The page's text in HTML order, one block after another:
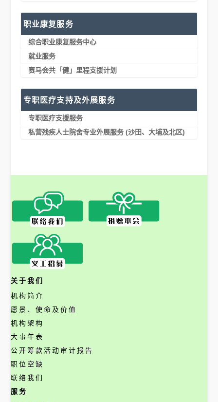
职业康复服务
综合职业康复服务中心
就业服务
赛马会共「健」里程支援计划
专职医疗支持及外展服务
专职医疗支援服务
私营残疾人士院舍专业外展服务 (沙田、大埔及北区)
关于我们
机构简介
愿景、使命及价值
机构架构
大事年表
公开筹款活动审计报告
职位空缺
联络我们
服务